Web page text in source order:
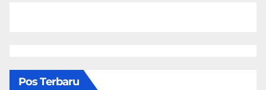
Pos Terbaru